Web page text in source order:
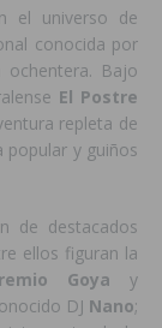
el universo de
conocida por
Bajo
El Postre
repleta de
popular y guiños
de destacados
ellos figuran la
Goya y
DJ Nano;